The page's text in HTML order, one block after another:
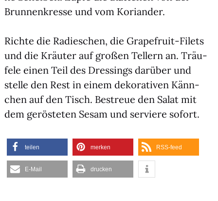
Brun­nen­kres­se und vom Kori­an­der.
Rich­te die Radies­chen, die Grape­fruit-Filets
und die Kräu­ter auf gro­ßen Tel­lern an. Träu­
fe­le einen Teil des Dres­sings dar­über und
stel­le den Rest in einem deko­ra­ti­ven Känn­
chen auf den Tisch. Bestreue den Salat mit
dem gerös­te­ten Sesam und ser­vie­re sofort.
tei­len mer­ken RSS-feed
E‑Mail dru­cken